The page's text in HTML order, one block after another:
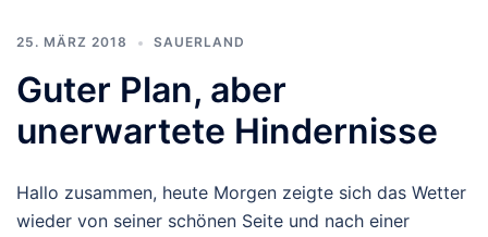
25. MÄRZ 2018 SAUERLAND
Guter Plan, aber
unerwartete Hindernisse
Hallo zusammen, heute Morgen zeigte sich das Wetter
wieder von seiner schönen Seite und nach einer